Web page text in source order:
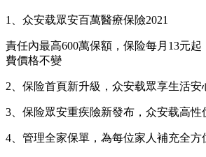
1、众安载眾安百萬醫療保險2021
責任內最高600萬保額，保险每月13元
費價格不變
2、保险首頁新升級，众安载眾享生活安
3、保险眾安重疾險新發布，众安载高性
4、管理全家保單，為每位家人補充全方